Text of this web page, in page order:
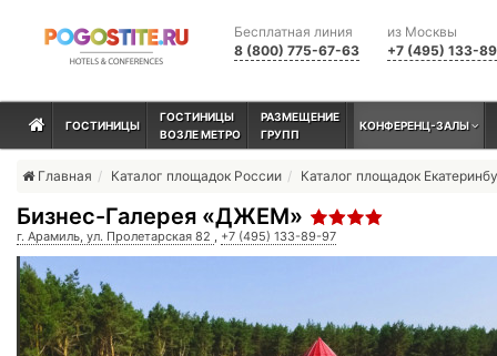
из Москвы
+7 (495) 133-
Бесплатная линия
8 (800) 775-67-63
ГОСТИНИЦЫ
ГОСТИНИЦЫ
ВОЗЛЕ МЕТРО
РАЗМЕЩЕНИЕ
ГРУПП
КОНФЕРЕНЦ-ЗАЛЫ
Главная Каталог площадок России Каталог площадок
Бизнес-Галерея «ДЖЕМ»
г. Арамиль, ул. Пролетарская 82 , +7 (495) 133-89-97